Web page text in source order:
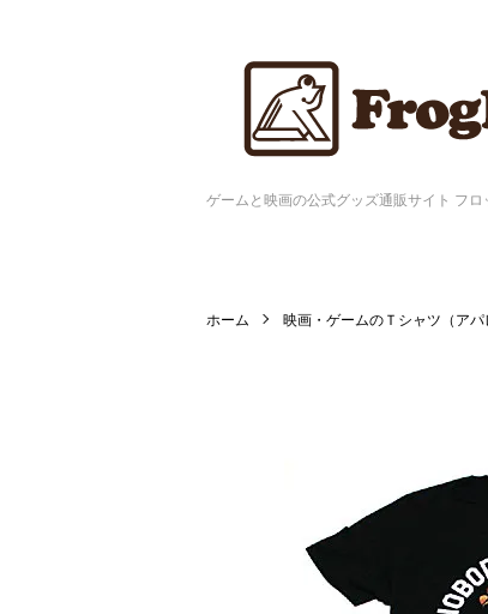
ゲームと映画の公式グッズ通販サイト フロ
ホーム 映画・ゲームのＴシャツ（アパ